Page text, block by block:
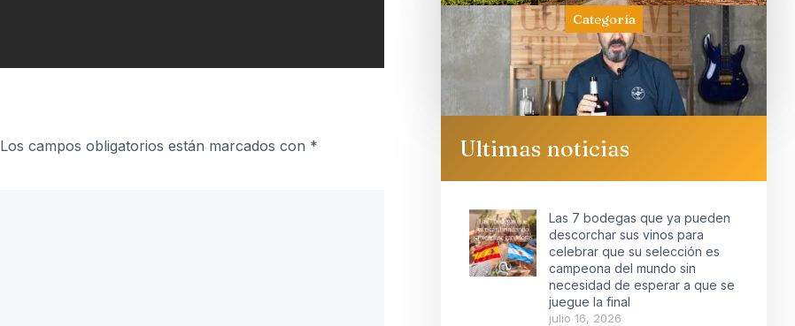
Los campos obligatorios están marcados con *
Categoría
Ultimas noticias
Las 7 bodegas que ya pueden
descorchar sus vinos para
celebrar que su selección es
campeona del mundo sin
necesidad de esperar a que se
juegue la final
julio 16, 2026